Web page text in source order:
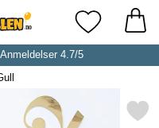
Partyhallen ABMine
Anmeldelser 4.7/5
Merk bordnummer på